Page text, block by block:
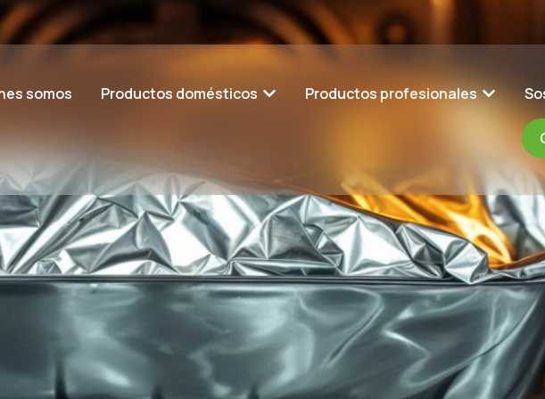
somos Productos domésticos Productos profesionales